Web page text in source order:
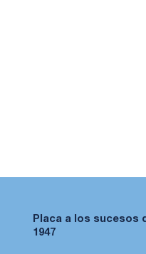
Placa a los sucesos
1947